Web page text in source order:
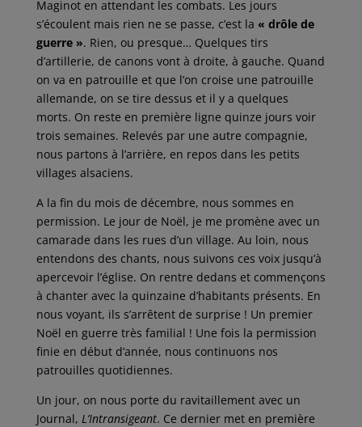
Maginot en attendant les combats. Les jours
s’écoulent mais rien ne se passe, c’est la « drôle de
guerre ». Rien, ou presque… Quelques tirs
d’artillerie, de canons vont à droite, à gauche. Quand
on va en patrouille et que l’on croise une patrouille
allemande, on se tire dessus et il y a quelques
morts. On reste en première ligne quinze jours voir
trois semaines. Relevés par une autre compagnie,
nous partons à l’arrière, en repos dans les petits
villages alsaciens.
A la fin du mois de décembre, nous sommes en
permission. Le jour de Noël, je me promène avec un
camarade dans les rues d’un village. Au loin, nous
entendons des chants, nous suivons ces voix jusqu’à
apercevoir l’église. On rentre dedans et commençons
à chanter avec la quinzaine d’habitants présents. En
nous voyant, ils s’arrêtent de surprise ! Un premier
Noël en guerre très familial ! Une fois la permission
finie en début d’année, nous continuons nos
patrouilles quotidiennes.
Un jour, on nous porte du ravitaillement avec un
Journal, L’Intransigeant. Ce dernier met en première